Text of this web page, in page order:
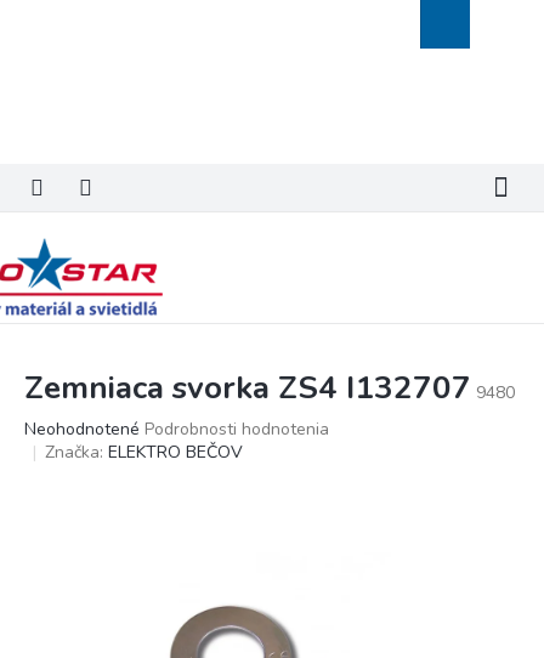
košík
Zemniaca svorka ZS4 I132707 9480
Priemerné
hodnotenie
Neohodnotené Podrobnosti hodnotenia
Značka: ELEKTRO BEČOV